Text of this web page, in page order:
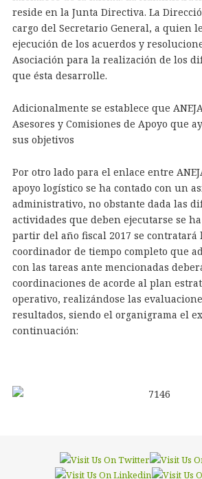
reside en la Junta Directiva. La
cargo del Secretario General, a quien
ejecución de los acuerdos y
Asociación para la realización de los
que ésta desarrolle.
Adicionalmente se establece que
Asesores y Comisiones de Apoyo que
sus objetivos
Por otro lado para el enlace entre
apoyo logístico se ha contado con un
administrativo, no obstante dada las
actividades que deben ejecutarse se
partir del año fiscal 2017 se
coordinador de tiempo completo que
con las tareas ante mencionadas
coordinaciones de acorde al plan
operativo, realizándose las
resultados, siendo el organigrama el
continuación: